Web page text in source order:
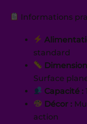
Informations
standard
Surface
Capacité :
Décor :
action